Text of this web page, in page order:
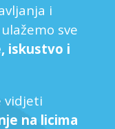
i
sve
iskustvo i
vidjeti
na licima